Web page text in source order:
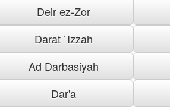
Deir ez-Zor
Darat `Izzah
Ad Darbasiyah
Dar'a